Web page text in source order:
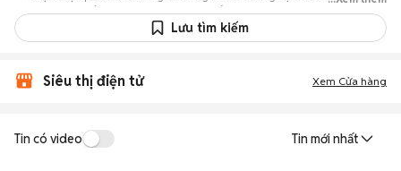
với chi phí thấp hơn so với khi mới ra mắt.
Nhiều lựa chọn trong tầm giá: Nhiều tin đăng Iphone 12 Pro Max giá 7 -
Chủ động kiểm tra máy: Dễ dàng hẹn gặp để kiểm tra ngoại hình và
Mua bán nhanh chóng: Giao dịch trực tiếp, ít thủ tục, chốt nhanh khi hai
bên đồng ý.
Lưu tìm kiếm
Siêu thị điện tử Xem Cửa hàng
Tin có video Tin mới nhất